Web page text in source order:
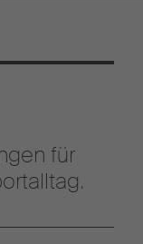
für